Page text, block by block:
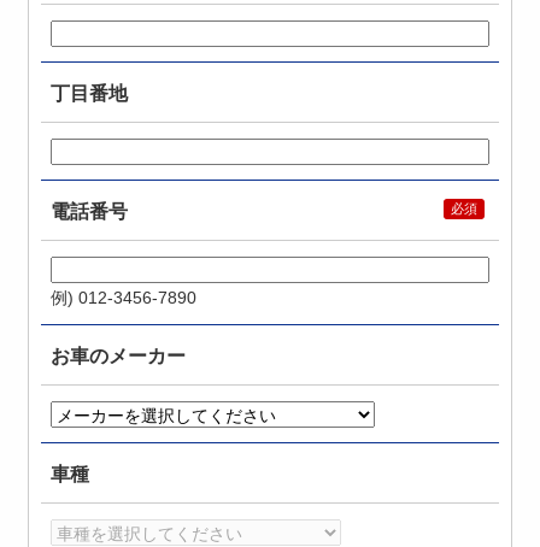
丁目番地
電話番号
例) 012-3456-7890
お車のメーカー
車種